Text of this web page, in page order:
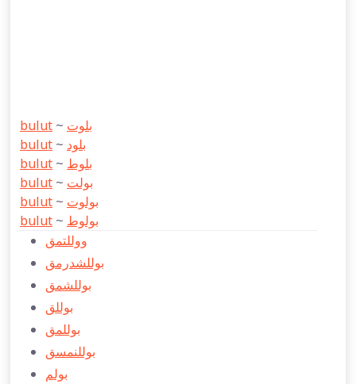
bulut ~ بلوت
bulut ~ بلود
bulut ~ بلوط
bulut ~ بولت
bulut ~ بولوت
bulut ~ بولوط
ووللتمق
بوللشدرمق
بوللشمق
بوللق
بوللمق
بوللنمسق
بولم